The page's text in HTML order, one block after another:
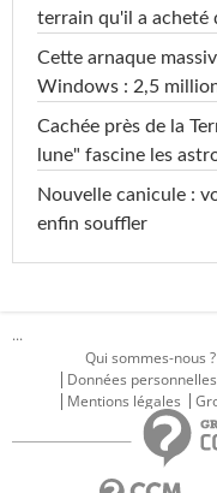
terrain qu'il a acheté
Cette arnaque
Windows : 2,5
Cachée près de la
lune" fascine les
Nouvelle canicule :
enfin souffler
...
Qui sommes-nous ?
Données personnelles
Mentions légales